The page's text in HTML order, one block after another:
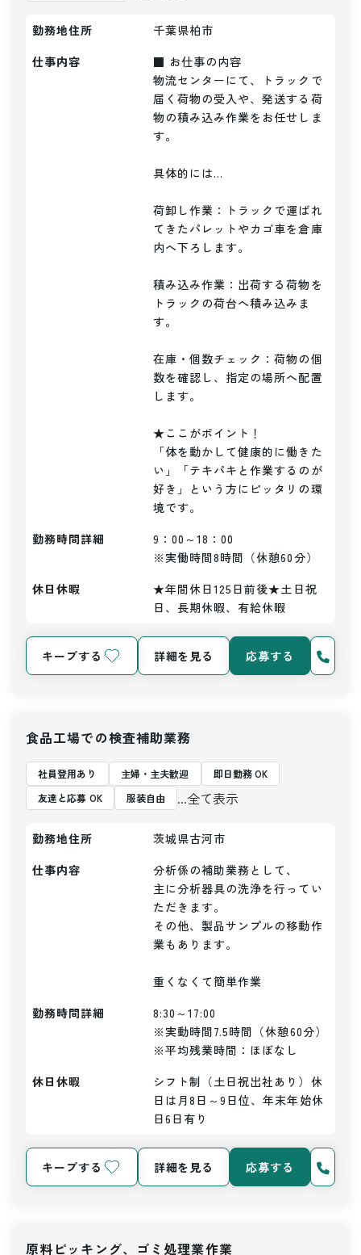
勤務地住所
千葉県柏市
仕事内容
■ お仕事の内容
物流センターにて、トラックで
届く荷物の受入や、発送する荷
物の積み込み作業をお任せしま
す。
具体的には…
荷卸し作業：トラックで運ばれ
てきたパレットやカゴ車を倉庫
内へ下ろします。
積み込み作業：出荷する荷物を
トラックの荷台へ積み込みま
す。
在庫・個数チェック：荷物の個
数を確認し、指定の場所へ配置
します。
★ここがポイント！
「体を動かして健康的に働きた
い」「テキパキと作業するのが
好き」という方にピッタリの環
境です。
勤務時間詳細
9：00～18：00
※実働時間8時間（休憩60分）
休日休暇
★年間休日125日前後★土日祝
日、長期休暇、有給休暇
キープする 詳細を見る 応募する
食品工場での検査補助業務
社員登用あり 主婦・主夫歓迎
即日勤務 OK
友達と応募 OK
服装自由 ...全て表示
勤務地住所
茨城県古河市
仕事内容
分析係の補助業務として、
主に分析器具の洗浄を行ってい
ただきます。
その他、製品サンプルの移動作
業もあります。
重くなくて簡単作業
勤務時間詳細
8:30～17:00
※実動時間7.5時間（休憩60分）
※平均残業時間：ほぼなし
休日休暇
シフト制（土日祝出社あり）休
日は月8日～9日位、年末年始休
日6日有り
キープする 詳細を見る 応募する
原料ピッキング、ゴミ処理業作業